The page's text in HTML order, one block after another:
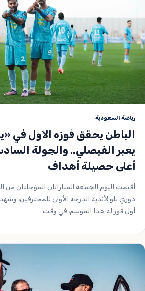
رياضة السعودية
الباطن يحقق فوزه الأول في
يعبر الفيصلي.. والجولة
أعلى حصيلة أهداف
أُقيمت اليوم الجمعة المباراتان المؤجلتان من
دوري يلو لأندية الدرجة الأولى للمحترفين،
أول فوز له هذا الموسم، في وقت…